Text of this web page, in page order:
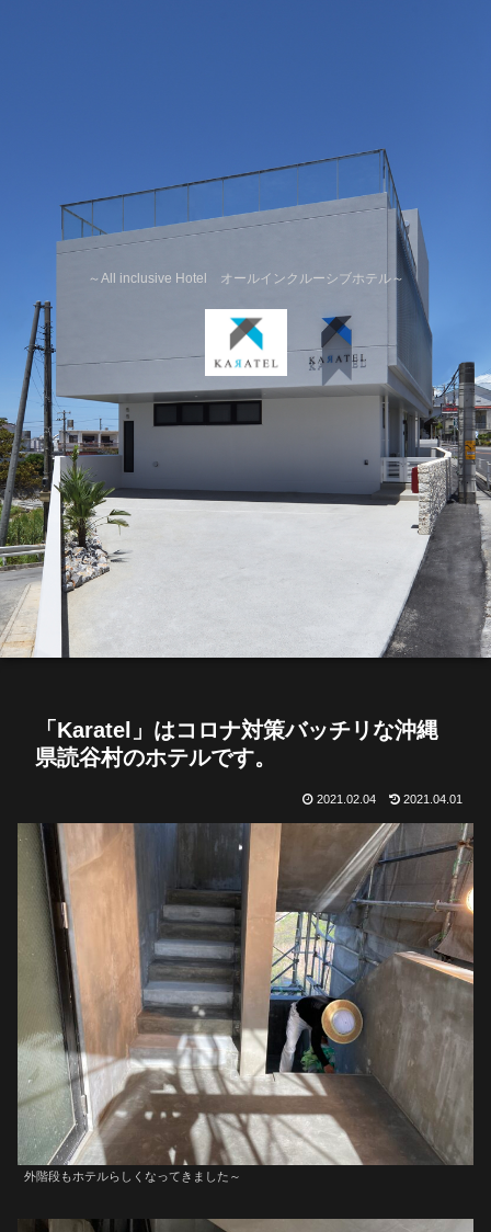
～All inclusive Hotel オールインクルーシブホテル～
「Karatel」はコロナ対策バッチリな沖縄
県読谷村のホテルです。
2021.02.04 2021.04.01
外階段もホテルらしくなってきました～